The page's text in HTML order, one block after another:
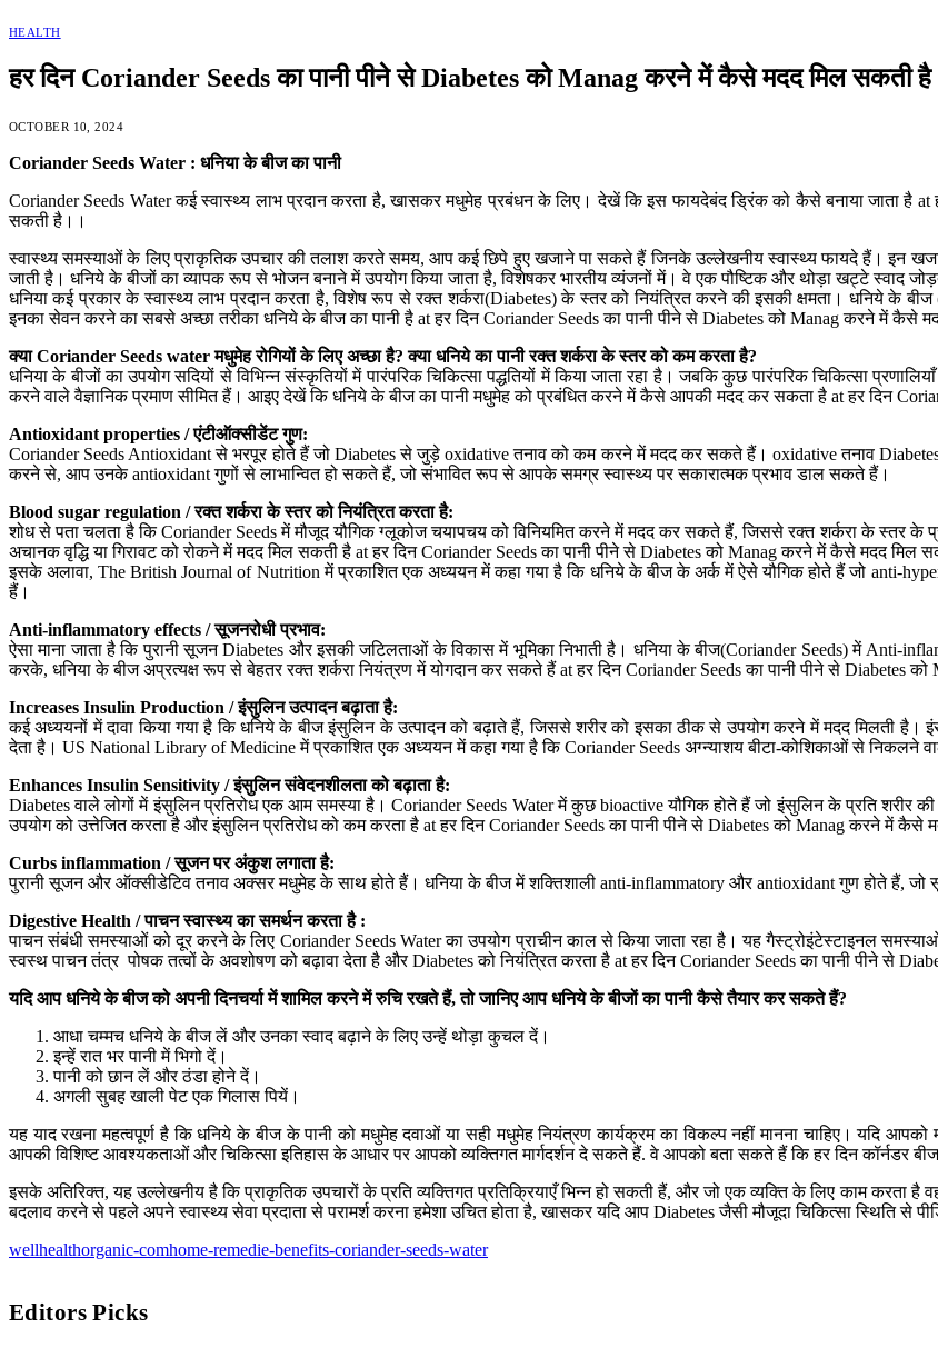
HEALTH
हर दिन Coriander Seeds का पानी पीने से Diabetes को Manag करने में कैसे मदद मिल सकती
OCTOBER 10, 2024
Coriander Seeds Water : धनिया के बीज का पानी
Coriander Seeds Water कई स्वास्थ्य लाभ प्रदान करता है, खासकर मधुमेह प्रबंधन के लिए। देखें कि इस फायदेबंद ड्रिंक को कैसे बनाया जाता है
सकती है।।
स्वास्थ्य समस्याओं के लिए प्राकृतिक उपचार की तलाश करते समय, आप कई छिपे हुए खजाने पा सकते हैं जिनके उल्लेखनीय स्वास्थ्य फायदे हैं। इन
जाती है। धनिये के बीजों का व्यापक रूप से भोजन बनाने में उपयोग किया जाता है, विशेषकर भारतीय व्यंजनों में। वे एक पौष्टिक और थोड़ा खट्टे
धनिया कई प्रकार के स्वास्थ्य लाभ प्रदान करता है, विशेष रूप से रक्त शर्करा(Diabetes) के स्तर को नियंत्रित करने की इसकी क्षमता। धनिये के
इनका सेवन करने का सबसे अच्छा तरीका धनिये के बीज का पानी है at हर दिन Coriander Seeds का पानी पीने से Diabetes को Manag करने में कैसे
क्याCoriander Seeds waterमधुमेह रोगियों के लिए अच्छा है?क्या धनिये का पानी रक्त शर्करा के स्तर को कम करता है?
धनिया के बीजों का उपयोग सदियों से विभिन्न संस्कृतियों में पारंपरिक चिकित्सा पद्धतियों में किया जाता रहा है। जबकि कुछ पारंपरिक चिकित्सा
करने वाले वैज्ञानिक प्रमाण सीमित हैं। आइए देखें कि धनिये के बीज का पानी मधुमेह को प्रबंधित करने में कैसे आपकी मदद कर सकता है at हर दिन
Antioxidant properties /एंटीऑक्सीडेंट गुण:
Coriander Seeds Antioxidant से भरपूर होते हैं जो Diabetes से जुड़े oxidative तनाव को कम करने में मदद कर सकते हैं। oxidative तनाव
करने से, आप उनके antioxidant गुणों से लाभान्वित हो सकते हैं, जो संभावित रूप से आपके समग्र स्वास्थ्य पर सकारात्मक प्रभाव डाल सकते हैं।
Blood sugar regulation /रक्त शर्करा के स्तर को नियंत्रित करता है:
शोध से पता चलता है कि Coriander Seeds में मौजूद यौगिक ग्लूकोज चयापचय को विनियमित करने में मदद कर सकते हैं, जिससे रक्त शर्करा के स्तर
अचानक वृद्धि या गिरावट को रोकने में मदद मिल सकती है at हर दिन Coriander Seeds का पानी पीने से Diabetes को Manag करने में कैसे मदद मिल
इसके अलावा, The British Journal of Nutrition में प्रकाशित एक अध्ययन में कहा गया है कि धनिये के बीज के अर्क में ऐसे यौगिक होते हैं जो anti-
हैं।
Anti-inflammatory effects /सूजनरोधी प्रभाव:
ऐसा माना जाता है कि पुरानी सूजन Diabetes और इसकी जटिलताओं के विकास में भूमिका निभाती है। धनिया के बीज(Coriander Seeds) में
करके, धनिया के बीज अप्रत्यक्ष रूप से बेहतर रक्त शर्करा नियंत्रण में योगदान कर सकते हैं at हर दिन Coriander Seeds का पानी पीने से Diabetes
Increases Insulin Production /इंसुलिन उत्पादन बढ़ाता है:
कई अध्ययनों में दावा किया गया है कि धनिये के बीज इंसुलिन के उत्पादन को बढ़ाते हैं, जिससे शरीर को इसका ठीक से उपयोग करने में मदद मिलती है।
देता है। US National Library of Medicine में प्रकाशित एक अध्ययन में कहा गया है कि Coriander Seeds अग्न्याशय बीटा-कोशिकाओं से निकलने
Enhances Insulin Sensitivity /इंसुलिन संवेदनशीलता को बढ़ाता है:
Diabetes वाले लोगों में इंसुलिन प्रतिरोध एक आम समस्या है। Coriander Seeds Water में कुछ bioactive यौगिक होते हैं जो इंसुलिन के प्रति शरीर
उपयोग को उत्तेजित करता है और इंसुलिन प्रतिरोध को कम करता है at हर दिन Coriander Seeds का पानी पीने से Diabetes को Manag करने में कैसे
Curbs inflammation /सूजन पर अंकुश लगाता है:
पुरानी सूजन और ऑक्सीडेटिव तनाव अक्सर मधुमेह के साथ होते हैं। धनिया के बीज में शक्तिशाली anti-inflammatory और antioxidant गुण होते हैं,
Digestive Health /पाचन स्वास्थ्य का समर्थन करता है :
पाचन संबंधी समस्याओं को दूर करने के लिए Coriander Seeds Water का उपयोग प्राचीन काल से किया जाता रहा है। यह गैस्ट्रोइंटेस्टाइनल
स्वस्थ पाचन तंत्र पोषक तत्वों के अवशोषण को बढ़ावा देता है और Diabetes को नियंत्रित करता है at हर दिन Coriander Seeds का पानी पीने से
यदि आप धनिये के बीज को अपनी दिनचर्या में शामिल करने में रुचि रखते हैं,तो जानिए आप धनिये के बीजों का पानी कैसे तैयार कर सकते हैं?
आधा चम्मच धनिये के बीज लें और उनका स्वाद बढ़ाने के लिए उन्हें थोड़ा कुचल दें।
इन्हें रात भर पानी में भिगो दें।
पानी को छान लें और ठंडा होने दें।
अगली सुबह खाली पेट एक गिलास पियें।
यह याद रखना महत्वपूर्ण है कि धनिये के बीज के पानी को मधुमेह दवाओं या सही मधुमेह नियंत्रण कार्यक्रम का विकल्प नहीं मानना चाहिए। यदि
आपकी विशिष्ट आवश्यकताओं और चिकित्सा इतिहास के आधार पर आपको व्यक्तिगत मार्गदर्शन दे सकते हैं. वे आपको बता सकते हैं कि हर दिन कॉर्नडर
इसके अतिरिक्त, यह उल्लेखनीय है कि प्राकृतिक उपचारों के प्रति व्यक्तिगत प्रतिक्रियाएँ भिन्न हो सकती हैं, और जो एक व्यक्ति के लिए काम करता
बदलाव करने से पहले अपने स्वास्थ्य सेवा प्रदाता से परामर्श करना हमेशा उचित होता है, खासकर यदि आप Diabetes जैसी मौजूदा चिकित्सा स्थिति से
wellhealthorganic-comhome-remedie-benefits-coriander-seeds-water
Editors Picks